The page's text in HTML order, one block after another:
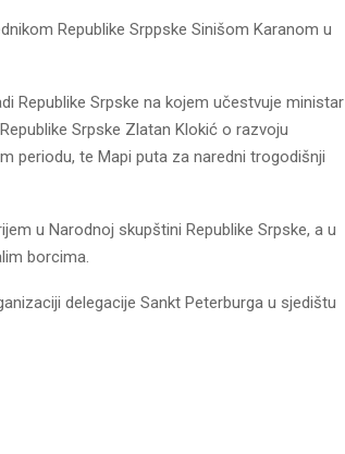
Republike Srppske Sinišom Karanom u
Republike Srpske na kojem učestvuje ministar
Srpske Zlatan Klokić o razvoju
periodu, te Mapi puta za naredni trogodišnji
u Narodnoj skupštini Republike Srpske, a u
borcima.
delegacije Sankt Peterburga u sjedištu